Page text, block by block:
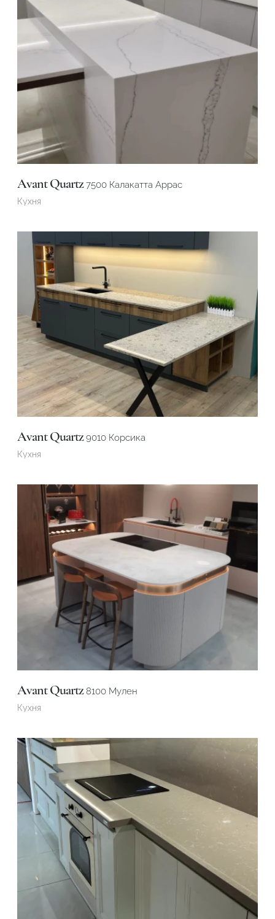
Avant Quartz7500 Калакатта Аррас
Кухня
Avant Quartz9010 Корсика
Кухня
Avant Quartz8100 Мулен
Кухня